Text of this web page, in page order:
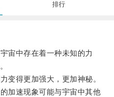
排行
中存在着一种未知的力
得更加强大，更加神秘。
速现象可能与宇宙中其他